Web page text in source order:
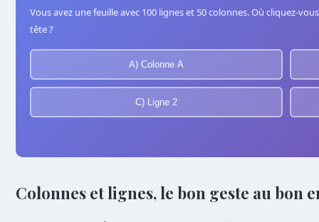
Vous avez une feuille avec 100 lignes et 50 colonnes. Où cliquez-
tête ?
A) Colonne A
C) Ligne 2
Colonnes et lignes, le bon geste au bon